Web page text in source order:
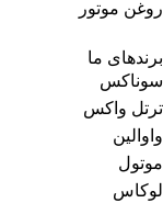
روغن موتور
برندهای ما
سوناکس
ترتل واکس
واوالین
موتول
لوکاس